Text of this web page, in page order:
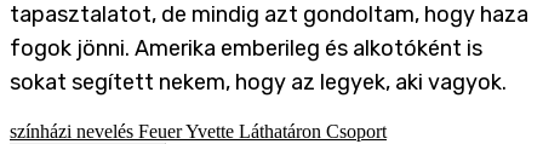
tapasztalatot, de mindig azt gondoltam, hogy haza
fogok jönni. Amerika emberileg és alkotóként is
sokat segített nekem, hogy az legyek, aki vagyok.
színházi nevelés Feuer Yvette Láthatáron Csoport